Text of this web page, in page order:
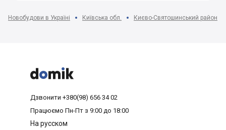
Новобудови в Україні Київська обл. Києво-Святошинський район



Дзвонити +380(98) 656 34 02
Працюємо Пн-Пт з 9:00 до 18:00
На русском